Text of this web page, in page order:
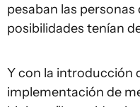
pesaban las personas
posibilidades tenían
Y con la introducción
implementación de